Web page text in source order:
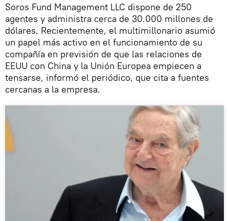
Soros Fund Management LLC dispone de 250
agentes y administra cerca de 30.000 millones de
dólares. Recientemente, el multimillonario asumió
un papel más activo en el funcionamiento de su
compañía en previsión de que las relaciones de
EEUU con China y la Unión Europea empiecen a
tensarse, informó el periódico, que cita a fuentes
cercanas a la empresa.